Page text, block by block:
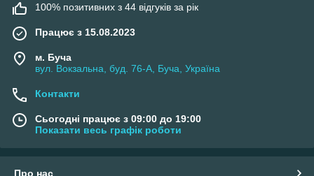
100% позитивних з 44 відгуків за рік
Працює з 15.08.2023
м. Буча
вул. Вокзальна, буд. 76-А, Буча, Україна
Контакти
Сьогодні працює з 09:00 до 19:00
Показати весь графік роботи
Про нас